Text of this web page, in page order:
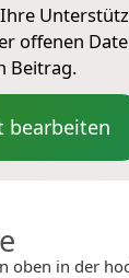
offenen
Beitrag.
bearbeiten
oben in der